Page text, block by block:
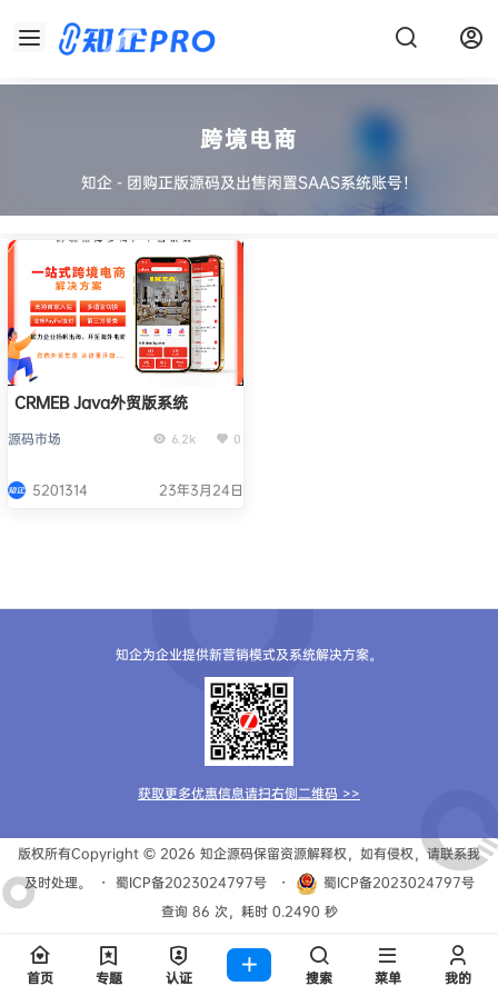
跨境电商
知企 - 团购正版源码及出售闲置SAAS系统账号！
CRMEB Java外贸版系统
源码市场 6.2k 0
5201314 23年3月24日
知企为企业提供新营销模式及系统解决方案。
获取更多优惠信息请扫右侧二维码 >>
版权所有Copyright © 2026 知企源码保留资源解释权，如有侵权，请联系我
及时处理。
・ 蜀ICP备2023024797号 ・
蜀ICP备2023024797号
查询 86 次，耗时 0.2490 秒
首页 专题 认证 搜索 菜单 我的